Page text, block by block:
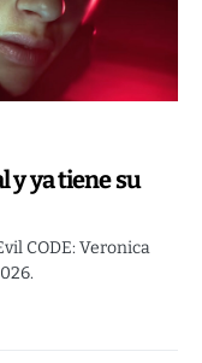
y ya tiene su
CODE: Veronica